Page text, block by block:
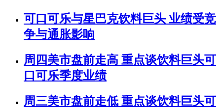
可口可乐与星巴克饮料巨头 业绩受竞
争与通胀影响
周四美市盘前走高 重点谈饮料巨头可
口可乐季度业绩
周三美市盘前走低 重点谈饮料巨头可